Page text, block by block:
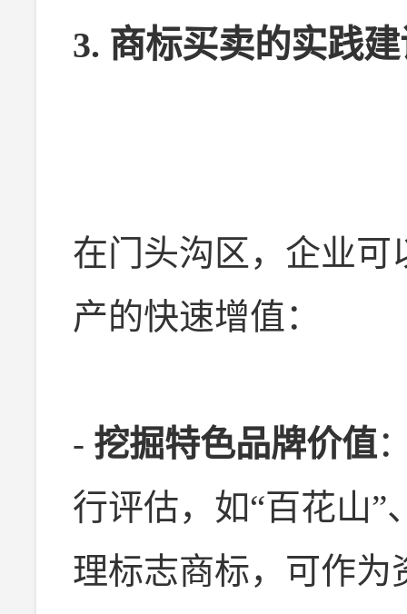
3. 商标买卖的实践
在门头沟区，企业可
产的快速增值：
- 挖掘特色品牌价值
行评估，如“百花山”
理标志商标，可作为